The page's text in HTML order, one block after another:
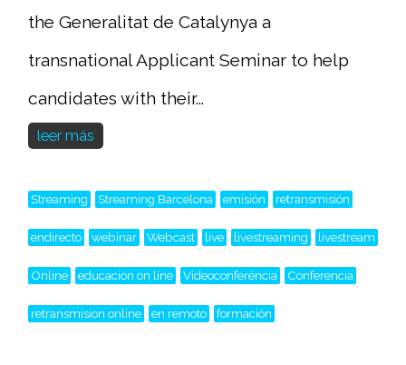
the Generalitat de Catalynya a
transnational Applicant Seminar to help
candidates with their...
leer más
Streaming Streaming Barcelona emisión retransmisión
endirecto webinar Webcast live livestreaming livestream
Online educacion on line Videoconferéncia Conferencia
retransmision online en remoto formación